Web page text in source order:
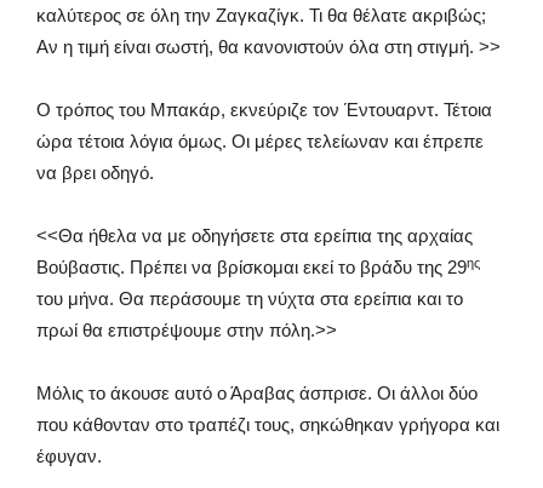
καλύτερος σε όλη την Ζαγκαζίγκ. Τι θα θέλατε ακριβώς;
Αν η τιμή είναι σωστή, θα κανονιστούν όλα στη στιγμή. >>
Ο τρόπος του Μπακάρ, εκνεύριζε τον Έντουαρντ. Τέτοια
ώρα τέτοια λόγια όμως. Οι μέρες τελείωναν και έπρεπε
να βρει οδηγό.
<<Θα ήθελα να με οδηγήσετε στα ερείπια της αρχαίας
Βούβαστις. Πρέπει να βρίσκομαι εκεί το βράδυ της 29ης
του μήνα. Θα περάσουμε τη νύχτα στα ερείπια και το
πρωί θα επιστρέψουμε στην πόλη.>>
Μόλις το άκουσε αυτό ο Άραβας άσπρισε. Οι άλλοι δύο
που κάθονταν στο τραπέζι τους, σηκώθηκαν γρήγορα και
έφυγαν.